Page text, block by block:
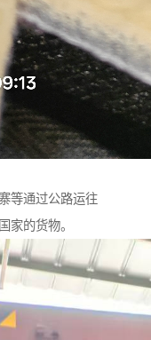
等通过公路运往
家的货物。